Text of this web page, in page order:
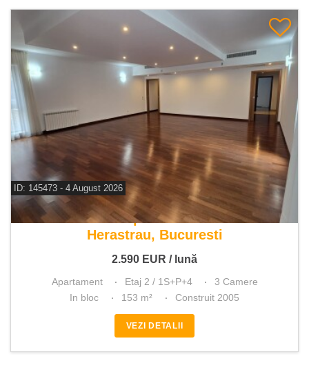
ID: 145473 - 4 August 2026
De inchiriat apartament 3 camere
Herastrau, Bucuresti
2.590 EUR / lună
Apartament Etaj 2 / 1S+P+4
3 Camere
In bloc
153 m² Construit 2005
VEZI DETALII